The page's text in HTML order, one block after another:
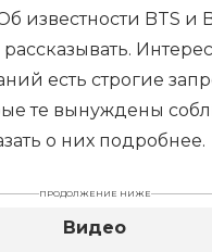
известности BTS и
есть строгие
те вынуждены
о них подробнее.
ПРОДОЛЖЕНИЕ НИЖЕ
Видео